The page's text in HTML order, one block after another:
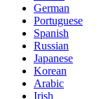
German
Portuguese
Spanish
Russian
Japanese
Korean
Arabic
Irish